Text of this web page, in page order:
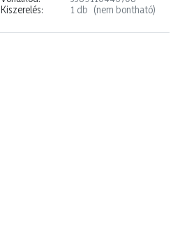
Kiszerelés:
1 db (nem bontható)